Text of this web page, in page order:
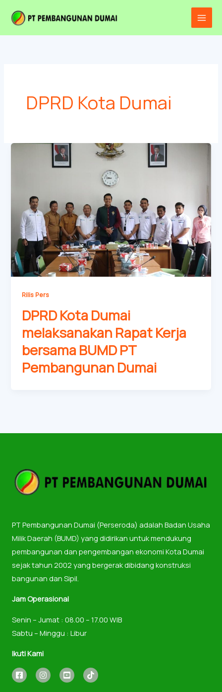
konten
Main
DPRD Kota Dumai
Rilis Pers
DPRD Kota Dumai
melaksanakan Rapat Kerja
bersama BUMD PT
Pembangunan Dumai
PT Pembangunan Dumai (Perseroda) adalah Badan Usaha
Milik Daerah (BUMD) yang didirikan untuk mendukung
pembangunan dan pengembangan ekonomi Kota Dumai
sejak tahun 2002 yang bergerak dibidang konstruksi
bangunan dan Sipil.
Jam Operasional
Senin – Jumat : 08.00 – 17.00 WIB
Sabtu – Minggu : Libur
Ikuti Kami